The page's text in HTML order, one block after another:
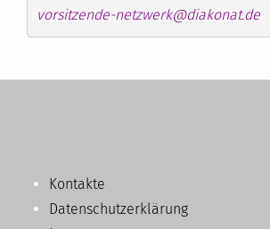
vorsitzende-netzwerk@diakonat.de
Kontakte
Datenschutzerklärung